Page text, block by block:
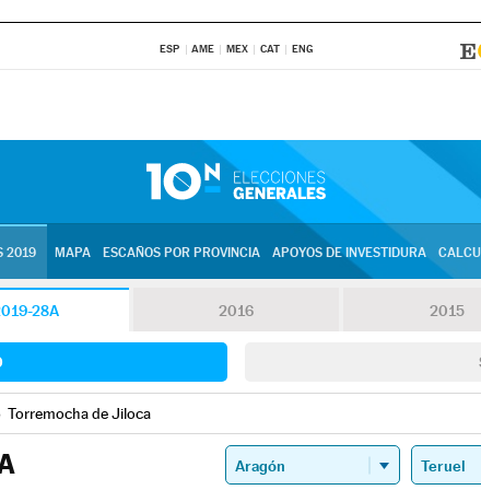
ESP AME MEX CAT ENG
2019 MAPA ESCAÑOS POR PROVINCIA APOYOS DE INVESTIDURA
28A 2016 2015
Torremocha de Jiloca